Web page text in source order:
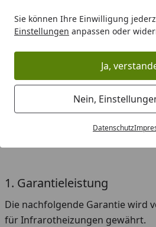
Sie können Ihre Einwilligung
Einstellungen anpassen oder
Ja,
Nein,
Datenschutz
Gewerbestraße 9 a
A-6973 Höchst
Email: info@ximax.at
Telefon/Fax Österreich/Schweiz:
Telefon: 0043(0)55787415014
Fax: 0043(0)55787415020
Telefon/Fax Deutschland:
Telefon: 07556-919006
1. Garantieleistung
Die nachfolgende Garantie wird
für Infrarotheizungen gewährt.